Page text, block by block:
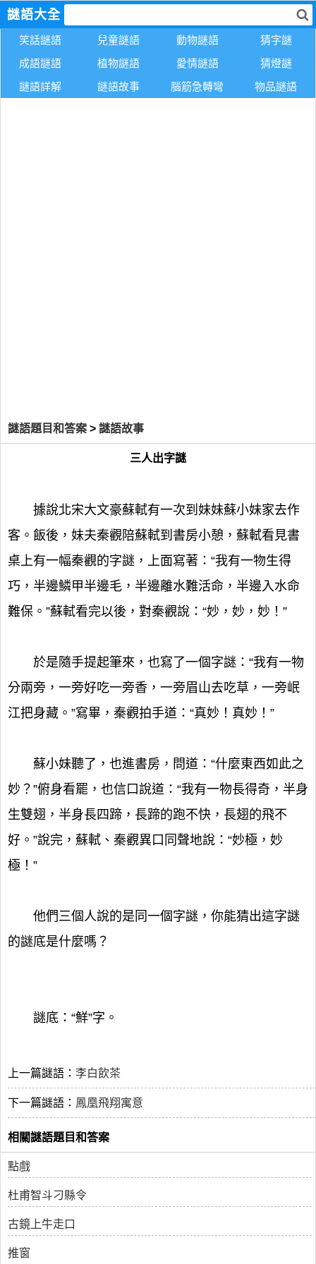
謎語大全
笑話謎語 兒童謎語 動物謎語
猜字謎
成語謎語
植物謎語 愛情謎語
猜燈謎
謎語詳解
謎語故事 腦筋急轉彎 物品謎語
謎語題目和答案 > 謎語故事
三人出字謎
據說北宋大文豪蘇軾有一次到妹妹蘇小妹家去作
客。飯後，妹夫秦觀陪蘇軾到書房小憩，蘇軾看見書
桌上有一幅秦觀的字謎，上面寫著：“我有一物生得
巧，半邊鱗甲半邊毛，半邊離水難活命，半邊入水命
難保。”蘇軾看完以後，對秦觀說：“妙，妙，妙！”
於是隨手提起筆來，也寫了一個字謎：“我有一物
分兩旁，一旁好吃一旁香，一旁眉山去吃草，一旁岷
江把身藏。”寫畢，秦觀拍手道：“真妙！真妙！”
蘇小妹聽了，也進書房，問道：“什麼東西如此之
妙？”俯身看罷，也信口說道：“我有一物長得奇，半身
生雙翅，半身長四蹄，長蹄的跑不快，長翅的飛不
好。”說完，蘇軾、秦觀異口同聲地說：“妙極，妙
極！”
他們三個人說的是同一個字謎，你能猜出這字謎
的謎底是什麼嗎？
謎底：“鮮”字。
上一篇謎語： 李白飲茶
下一篇謎語： 鳳凰飛翔寓意
相關謎語題目和答案
點戲
杜甫智斗刁縣令
古鏡上牛走口
推窗